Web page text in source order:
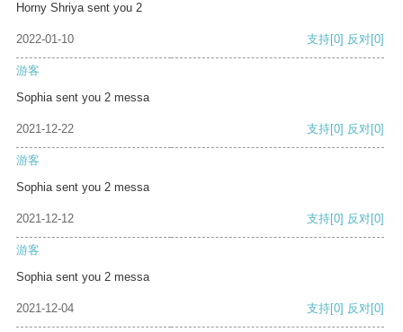
Horny Shriya sent you 2
2022-01-10 支持[0] 反对[0]
游客
Sophia sent you 2 messa
2021-12-22 支持[0] 反对[0]
游客
Sophia sent you 2 messa
2021-12-12 支持[0] 反对[0]
游客
Sophia sent you 2 messa
2021-12-04 支持[0] 反对[0]